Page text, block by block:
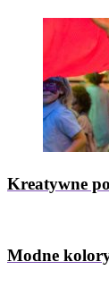
Kreatywne
Modne